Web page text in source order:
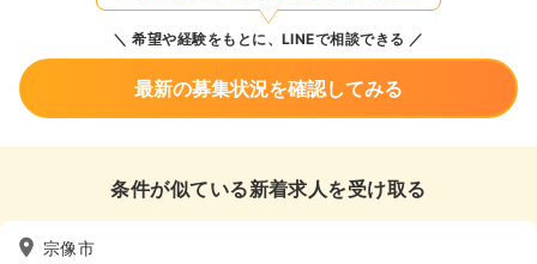
希望や経験をもとに、LINEで相談できる
最新の募集状況を確認してみる
条件が似ている新着求人を受け取る
宗像市